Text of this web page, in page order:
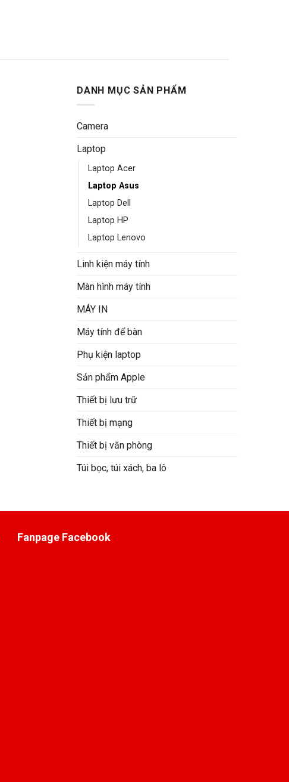
DANH MỤC SẢN PHẨM
Camera
Laptop
Laptop Acer
Laptop Asus
Laptop Dell
Laptop HP
Laptop Lenovo
Linh kiện máy tính
Màn hình máy tính
MÁY IN
Máy tính để bàn
Phụ kiện laptop
Sản phẩm Apple
Thiết bị lưu trữ
Thiết bị mạng
Thiết bị văn phòng
Túi bọc, túi xách, ba lô
Fanpage Facebook